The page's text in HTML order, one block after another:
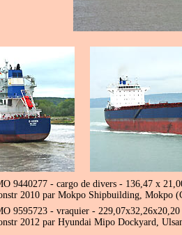
9440277 - cargo de divers - 136,47 x
2010 par Mokpo Shipbuilding, Mokpo
9595723 - vraquier -
2012 par Hyundai Mipo Dockyard,